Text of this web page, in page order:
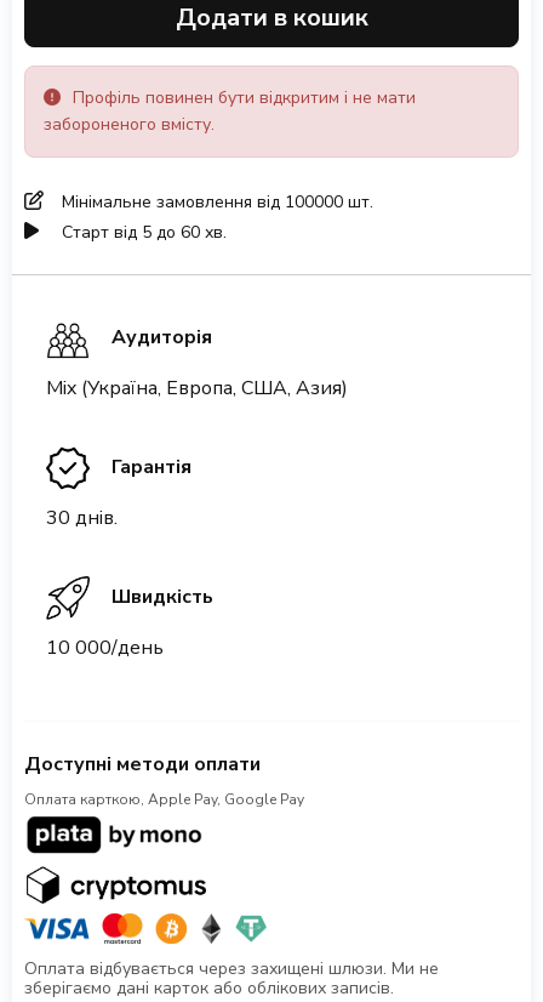
Додати в кошик
Профіль повинен бути відкритим і не мати
забороненого вмісту.
Мінімальне замовлення від 100000 шт.
Старт від 5 до 60 хв.
Аудиторія
Mix (Україна, Европа, США, Азия)
Гарантія
30 днів.
Швидкість
10 000/день
Доступні методи оплати
Оплата карткою, Apple Pay, Google Pay
Оплата відбувається через захищені шлюзи. Ми не
зберігаємо дані карток або облікових записів.